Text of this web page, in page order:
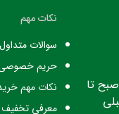
ساعت کاری: ساعت اداری از ۸ صبح تا
نکات مهم
سوالات متداول
حریم
نکات مهم
معرفی تخفیف